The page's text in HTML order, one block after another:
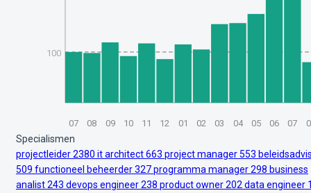
100
07 08 09 10 11 12 01 02 03 04 05 06 07
Specialismen
projectleider2380 it architect663 project manager553
509 functioneel beheerder327programma manager298 business
analist243 devops engineer238 product owner202 data engineer